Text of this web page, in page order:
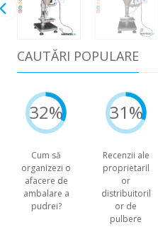
CAUTĂRI POPULARE
32%
Cum să
organizezi o
afacere de
ambalare a
pudrei?
31%
Recenzii ale
proprietaril
or
distribuitoril
or de
pulbere